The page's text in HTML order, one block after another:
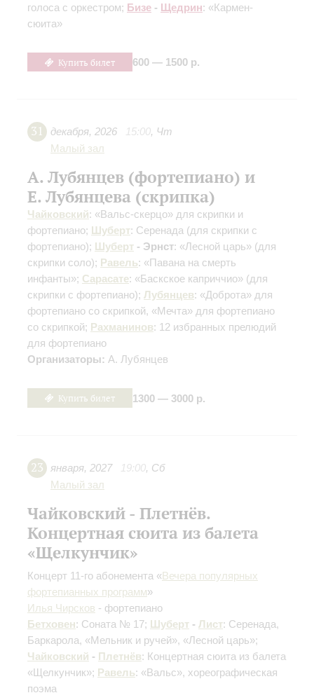
голоса с оркестром; Бизе - Щедрин: «Кармен-
сюита»
Купить билет 600 — 1500 р.
31 декабря, 2026 15:00, Чт
Малый зал
А. Лубянцев (фортепиано) и
Е. Лубянцева (скрипка)
Чайковский: «Вальс-скерцо» для скрипки и
фортепиано; Шуберт: Серенада (для скрипки с
фортепиано); Шуберт - Эрнст: «Лесной царь» (для
скрипки соло); Равель: «Павана на смерть
инфанты»; Сарасате: «Баскское каприччио» (для
скрипки с фортепиано); Лубянцев: «Доброта» для
фортепиано со скрипкой, «Мечта» для фортепиано
со скрипкой; Рахманинов: 12 избранных прелюдий
для фортепиано
Организаторы: А. Лубянцев
Купить билет 1300 — 3000 р.
23 января, 2027 19:00, Сб
Малый зал
Чайковский - Плетнёв.
Концертная сюита из балета
«Щелкунчик»
Концерт 11-го абонемента «Вечера популярных
фортепианных программ»
Илья Чирсков - фортепиано
Бетховен: Соната № 17; Шуберт - Лист: Серенада,
Баркарола, «Мельник и ручей», «Лесной царь»;
Чайковский - Плетнёв: Концертная сюита из балета
«Щелкунчик»; Равель: «Вальс», хореографическая
поэма